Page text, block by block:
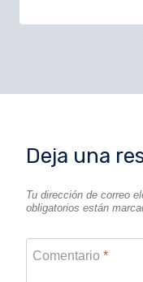
Deja una
Tu dirección de correo
obligatorios están
Comentario *